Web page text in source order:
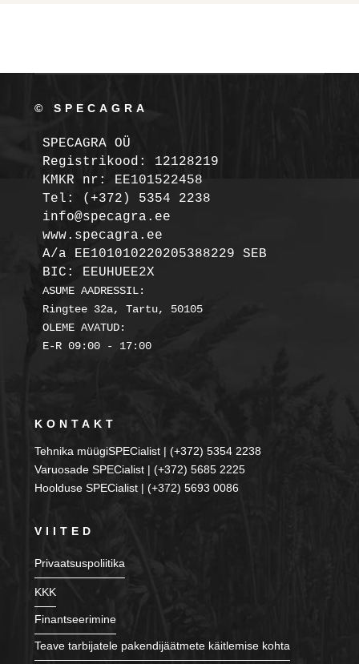
© SPECAGRA
SPECAGRA OÜ
Registrikood: 12128219
KMKR nr: EE101522458
Tel: (+372) 5354 2238
info@specagra.ee
A/a EE101010220205388229 SEB
BIC: EEUHUEE2X
ASUME AADRESSIL:
Ringtee 32a, Tartu, 50105
OLEME AVATUD:
E-R 09:00 - 17:00
KONTAKT
Tehnika müügiSPECialist | (+372) 5354 2238
Varuosade SPECialist | (+372) 5685 2225
Hoolduse SPECialist | (+372) 5693 0086
VIITED
Privaatsuspoliitika
KKK
Finantseerimine
Teave tarbijatele pakendijäätmete käitlemise kohta